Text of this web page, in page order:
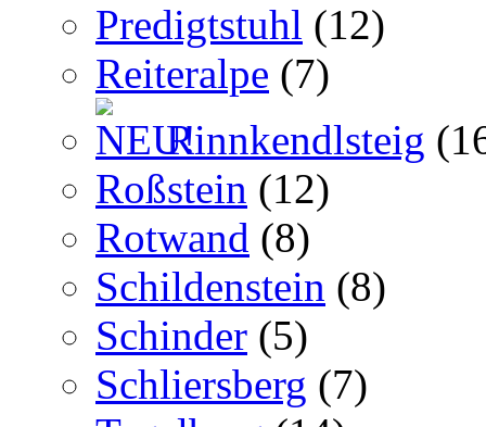
Predigtstuhl (12)
Reiteralpe (7)
Rinnkendlsteig
Roßstein (12)
Rotwand (8)
Schildenstein (8)
Schinder (5)
Schliersberg (7)